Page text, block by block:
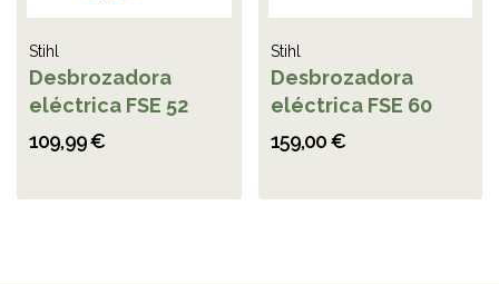
Stihl
Desbrozadora
eléctrica FSE 52
109,99 €
Stihl
Desbrozadora
eléctrica FSE 60
159,00 €